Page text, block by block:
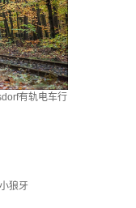
有轨电车行
狼牙